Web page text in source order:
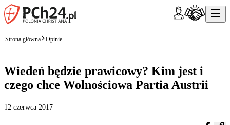
Strona główna Opinie
Wiedeń będzie prawicowy? Kim jest i
czego chce Wolnościowa Partia Austrii
12 czerwca 2017